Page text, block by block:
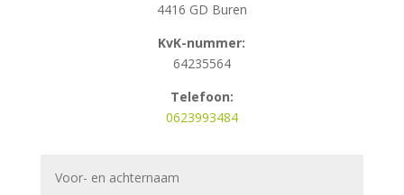
4416 GD Buren
KvK-nummer:
64235564
Telefoon:
0623993484